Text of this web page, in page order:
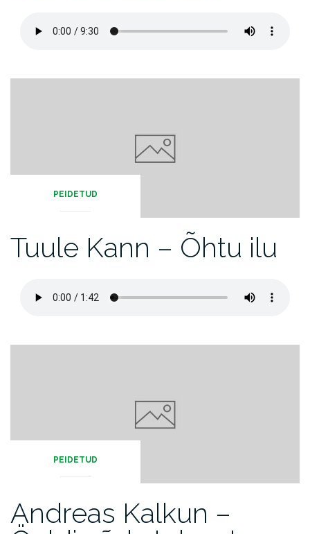
PEIDETUD
Tuule Kann – Õhtu ilu
PEIDETUD
Andreas Kalkun –